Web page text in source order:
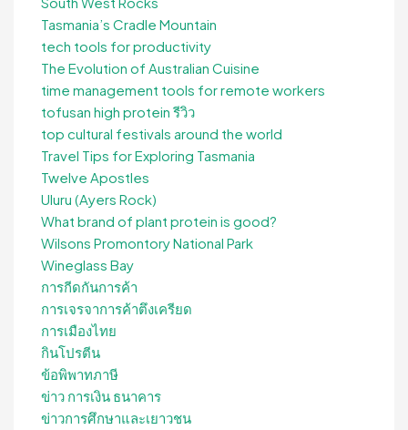
Tasmania’s Cradle Mountain
tech tools for productivity
The Evolution of Australian Cuisine
time management tools for remote workers
tofusan high protein รีวิว
top cultural festivals around the world
Travel Tips for Exploring Tasmania
Twelve Apostles
Uluru (Ayers Rock)
What brand of plant protein is good?
Wilsons Promontory National Park
Wineglass Bay
การกีดกันการค้า
การเจรจาการค้าตึงเครียด
การเมืองไทย
กินโปรตีน
ข้อพิพาทภาษี
ข่าว การเงิน ธนาคาร
ข่าวการศึกษาและเยาวชน